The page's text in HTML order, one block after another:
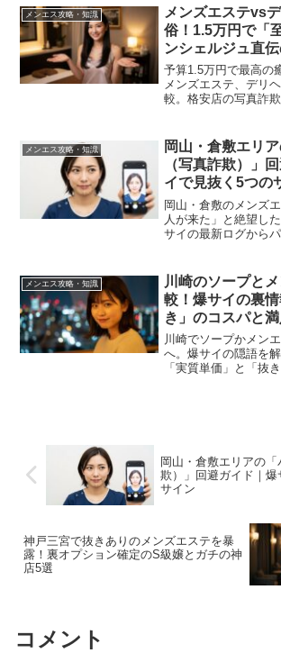
に基づいた厳選5店の
失敗をゼロにします。
メンエス攻略・知識
メンズエステvs
俗！1.5万円で「
ンシェルジュ直
予算1.5万円で最高の
メンズエステ、デリ
較。格安店の写真詐
ます。後悔しない夜
直伝・必読ガイド。
メンエス攻略・知識
岡山・倉敷エリ
（写真詐欺）」
イで見抜く5つの
岡山・倉敷のメンズ
人が来た」と絶望し
サイの最新ログから
溶かした散財家が教
選び」の極意。
メンエス攻略・知識
川崎のソープと
較！爆サイの裏
き」のコスパと
川崎でソープかメン
へ。爆サイの隠語を
「実質単価」と「抜
岡山・倉敷エリアの
欺）」回避ガイド｜
サイン
神戸三宮で抜きありのメンズエステを暴
露！裏オプション確定のS級嬢とガチの神
店5選
コメント